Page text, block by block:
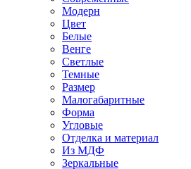
Модерн
Цвет
Белые
Венге
Светлые
Темные
Размер
Малогабаритные
Форма
Угловые
Отделка и материал
Из МДФ
Зеркальные